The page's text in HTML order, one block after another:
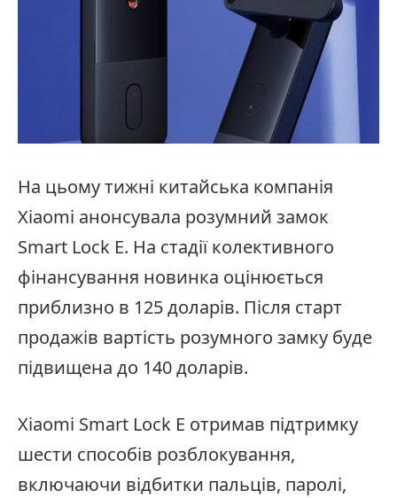
На цьому тижні китайська компанія
Xiaomi анонсувала розумний замок
Smart Lock E. На стадії колективного
фінансування новинка оцінюється
приблизно в 125 доларів. Після старт
продажів вартість розумного замку буде
підвищена до 140 доларів.
Xiaomi Smart Lock E отримав підтримку
шести способів розблокування,
включаючи відбитки пальців, паролі,